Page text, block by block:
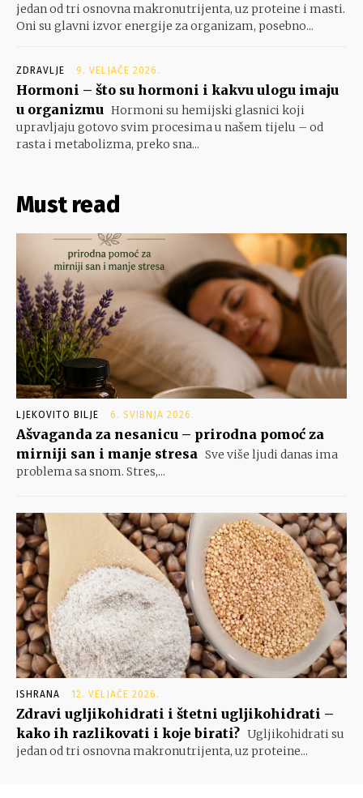
jedan od tri osnovna makronutrijenta, uz proteine i masti.
Oni su glavni izvor energije za organizam, posebno...
ZDRAVLJE 9. VELJAČE 2026.
Hormoni – što su hormoni i kakvu ulogu imaju
u organizmu Hormoni su hemijski glasnici koji
upravljaju gotovo svim procesima u našem tijelu – od
rasta i metabolizma, preko sna...
Must read
LJEKOVITO BILJE 6. SVIBNJA 2026.
Ašvaganda za nesanicu – prirodna pomoć za
mirniji san i manje stresa Sve više ljudi danas ima
problema sa snom. Stres,...
ISHRANA 12. VELJAČE 2026.
Zdravi ugljikohidrati i štetni ugljikohidrati –
kako ih razlikovati i koje birati? Ugljikohidrati su
jedan od tri osnovna makronutrijenta, uz proteine...